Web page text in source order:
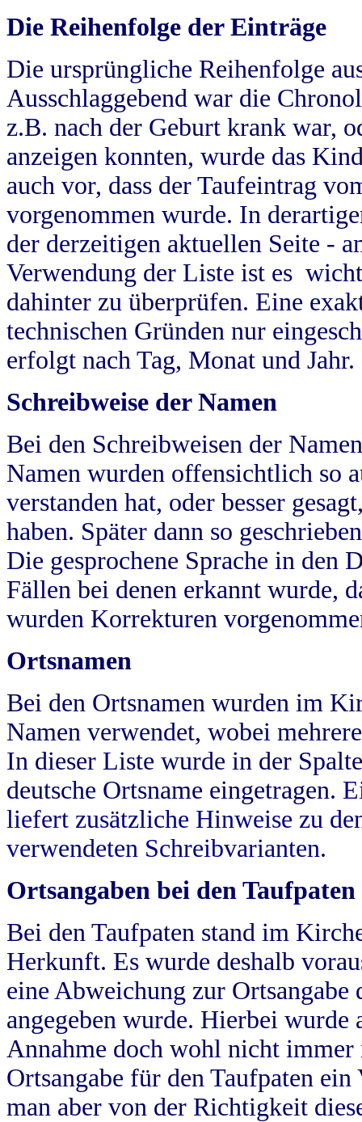
Die Reihenfolge der Einträge
Die ursprüngliche Reihenfolge
Ausschlaggebend war die
z.B. nach der Geburt krank war,
anzeigen konnten, wurde das
auch vor, dass der Taufeintrag
vorgenommen wurde. In
der derzeitigen aktuellen Seite -
Verwendung der Liste ist es
dahinter zu überprüfen. Eine
technischen Gründen nur
erfolgt nach Tag, Monat und Jahr.
Schreibweise der Namen
Bei den Schreibweisen der
Namen wurden offensichtlich so
verstanden hat, oder besser
haben. Später dann so
Die gesprochene Sprache in
Fällen bei denen erkannt wurde,
wurden Korrekturen
Ortsnamen
Bei den Ortsnamen wurden im
Namen verwendet, wobei
In dieser Liste wurde in der
deutsche Ortsname eingetragen.
liefert zusätzliche Hinweise zu
verwendeten Schreibvarianten.
Ortsangaben bei den Taufpaten
Bei den Taufpaten stand im
Herkunft. Es wurde deshalb
eine Abweichung zur
angegeben wurde. Hierbei wurde
Annahme doch wohl nicht
Ortsangabe für den Taufpaten
man aber von der Richtigkeit